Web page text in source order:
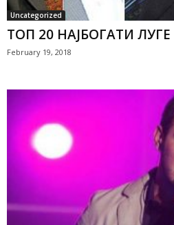
Uncategorized
ТОП 20 НАЈБОГАТИ
February 19, 2018